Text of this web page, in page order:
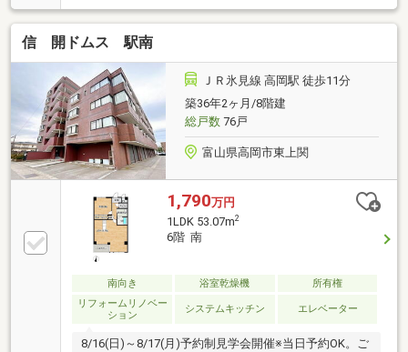
ンでセキュリティ面に配慮されています。・周辺は商
業施設・公共施設も充実、生活利便性も良好です。
（ライフインフォメーション）・クスリのアオキ金屋
本町店（スーパー） 徒歩8分（約570ｍ）・ファミリ
ーマート高岡金屋町店 徒歩7分（約560ｍ）・高岡市
立川原保育園 徒歩7分（約500ｍ）・高岡市立博労小
学校 徒歩9分（約710ｍ）・富山厚生連高岡病院 徒
歩15分（約1200ｍ）・高岡横田郵便局 徒歩4分（約
310m）
信 開ドムス 駅南
ＪＲ氷見線 高岡駅 徒歩11分
築36年2ヶ月/8階建
総戸数76戸
富山県高岡市東上関
1,790万円
1LDK 53.07m2
6階 南
南向き 浴室乾燥機
所有権
リフォームリノベー
ション
システムキッチン エレベーター
8/16(日)～8/17(月)予約制見学会開催※当日予約OK。ご